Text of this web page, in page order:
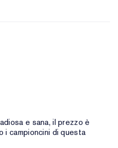
e sana, il prezzo è
i campioncini di questa